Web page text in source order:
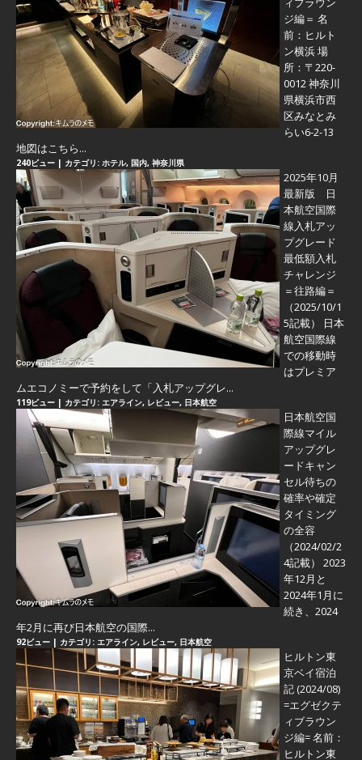
ジ編＝ 名
前：ヒルト
ン横浜 場
所：〒220-
0012 神奈川
県横浜市西
区みなとみ
らい6-2-13
地図はこちら...
240ビュー | カテゴリ: ホテル, 国内, 神奈川県
2025年10月
最新版 日
本航空国際
線入札アッ
プグレード
最低額入札
チャレンジ
＝往路編＝
（2025/10/1
5記載） 日本
航空国際線
での移動時
はプレミア
ムエコノミーで予約をして「入札アップグレ...
119ビュー | カテゴリ: エアライン, レビュー, 日本航空
日本航空国
際線マイル
アップグレ
ードキャン
セル待ちの
確率や確定
タイミング
の全容
（2024/02/2
4記載） 2023
年12月と
2024年1月に
続き、2024
年2月に再び日本航空の国際...
92ビュー | カテゴリ: エアライン, レビュー, 日本航空
ヒルトン東
京ベイ宿泊
記 (2024/08)
=エグゼクテ
ィブラウン
ジ編=名前：
ヒルトン東